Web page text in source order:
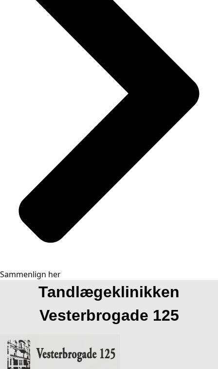
Sammenlign her
Tandlægeklinikken
Vesterbrogade 125